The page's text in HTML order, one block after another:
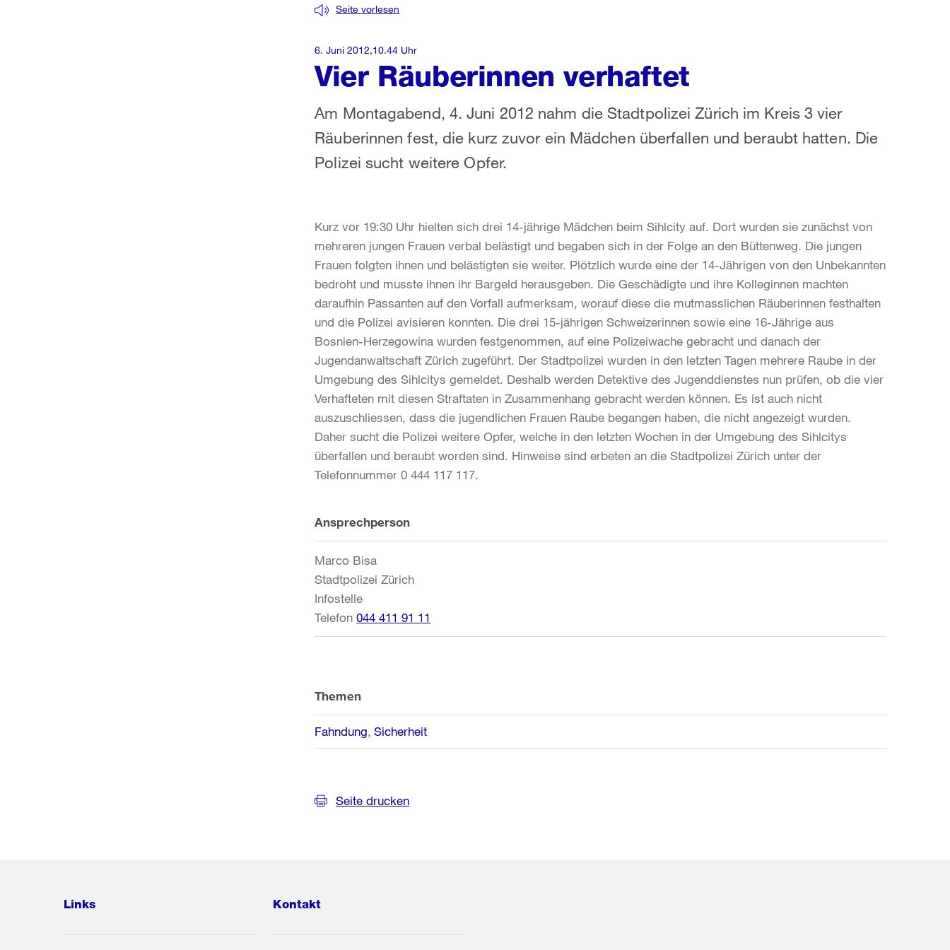
Vier Räuberinnen verhaftet
Seite vorlesen
Am Montagabend, 4. Juni 2012 nahm die Stadtpolizei Zürich im Kreis 3 vier
Räuberinnen fest, die kurz zuvor ein Mädchen überfallen und beraubt hatten. Die
Polizei sucht weitere Opfer.
6. Juni 2012,10.44 Uhr
Kurz vor 19:30 Uhr hielten sich drei 14-jährige Mädchen beim Sihlcity auf. Dort wurden sie zunächst von
mehreren jungen Frauen verbal belästigt und begaben sich in der Folge an den Büttenweg. Die jungen
Frauen folgten ihnen und belästigten sie weiter. Plötzlich wurde eine der 14-Jährigen von den Unbekannten
bedroht und musste ihnen ihr Bargeld herausgeben. Die Geschädigte und ihre Kolleginnen machten
daraufhin Passanten auf den Vorfall aufmerksam, worauf diese die mutmasslichen Räuberinnen festhalten
und die Polizei avisieren konnten. Die drei 15-jährigen Schweizerinnen sowie eine 16-Jährige aus
Bosnien-Herzegowina wurden festgenommen, auf eine Polizeiwache gebracht und danach der
Jugendanwaltschaft Zürich zugeführt. Der Stadtpolizei wurden in den letzten Tagen mehrere Raube in der
Umgebung des Sihlcitys gemeldet. Deshalb werden Detektive des Jugenddienstes nun prüfen, ob die vier
Verhafteten mit diesen Straftaten in Zusammenhang gebracht werden können. Es ist auch nicht
auszuschliessen, dass die jugendlichen Frauen Raube begangen haben, die nicht angezeigt wurden.
Daher sucht die Polizei weitere Opfer, welche in den letzten Wochen in der Umgebung des Sihlcitys
überfallen und beraubt worden sind. Hinweise sind erbeten an die Stadtpolizei Zürich unter der
Telefonnummer 0 444 117 117.
Weitere
Informationen
Ansprechperson
Marco Bisa
Stadtpolizei Zürich
Infostelle
Telefon 044 411 91 11
Themen
Fahndung Sicherheit
Seite drucken
Links Kontakt